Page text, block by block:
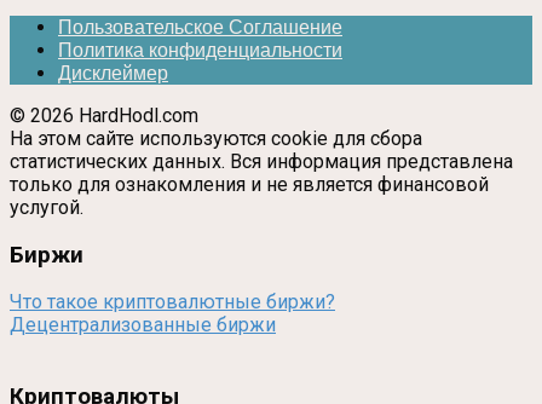
Пользовательское Соглашение
Политика конфиденциальности
Дисклеймер
© 2026 HardHodl.com
На этом сайте используются cookie для сбора
статистических данных. Вся информация представлена
только для ознакомления и не является финансовой
услугой.
Биржи
Что такое криптовалютные биржи?
Децентрализованные биржи
Криптовалюты